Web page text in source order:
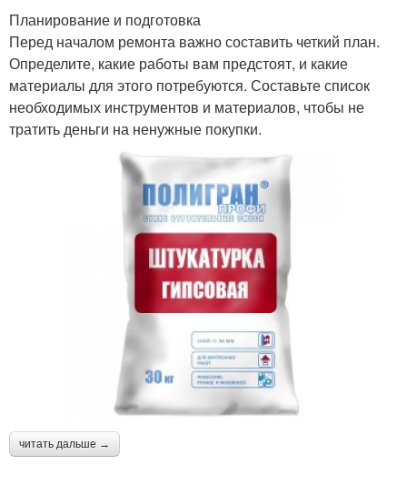
Планирование и подготовка
Перед началом ремонта важно составить четкий план.
Определите, какие работы вам предстоят, и какие
материалы для этого потребуются. Составьте список
необходимых инструментов и материалов, чтобы не
тратить деньги на ненужные покупки.
читать дальше →